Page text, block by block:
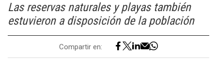
Las reservas naturales y playas también
estuvieron a disposición de la población
Compartir en: